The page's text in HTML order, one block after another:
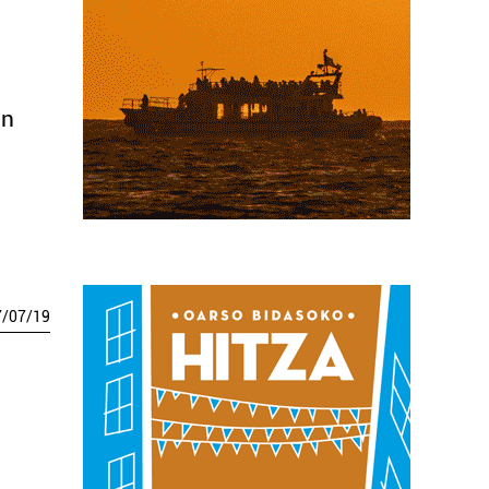
/07/19